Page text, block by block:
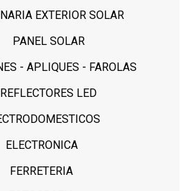
EXTERIOR SOLAR
PANEL SOLAR
- APLIQUES - FAROLAS
REFLECTORES LED
ELECTRONICA
FERRETERIA